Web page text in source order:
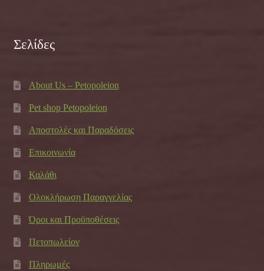
Σελίδες
About Us – Petopoleion
Pet shop Petopoleion
Αποστολές και Παραδόσεις
Επικοινωνία
Καλάθι
Ολοκλήρωση Παραγγελίας
Όροι και Προϋποθέσεις
Πετοπωλείον
Πληρωμές